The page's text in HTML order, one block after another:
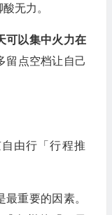
无力。
可以集中火力在
留点空档让自己
最重要的因素。